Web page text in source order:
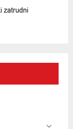
zatrudni